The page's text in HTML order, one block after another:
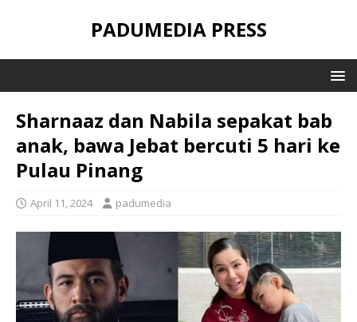
PADUMEDIA PRESS
Sharnaaz dan Nabila sepakat bab
anak, bawa Jebat bercuti 5 hari ke
Pulau Pinang
April 11, 2024 padumedia